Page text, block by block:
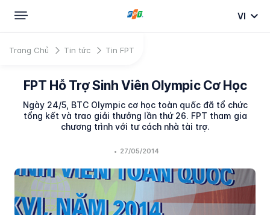
VI
Trang Chủ Tin tức Tin FPT
FPT Hỗ Trợ Sinh Viên Olympic Cơ Học
Ngày 24/5, BTC Olympic cơ học toàn quốc đã tổ chức
tổng kết và trao giải thưởng lần thứ 26. FPT tham gia
chương trình với tư cách nhà tài trợ.
• 27/05/2014